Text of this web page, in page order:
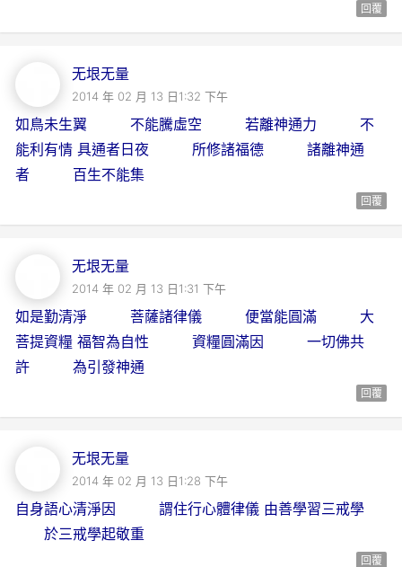
回覆
无垠无量
2014 年 02 月 13 日1:32 下午
如鳥未生翼 不能騰虛空 若離神通力 不
能利有情 具通者日夜 所修諸福德 諸離神通
者 百生不能集
回覆
无垠无量
2014 年 02 月 13 日1:31 下午
如是勤清淨 菩薩諸律儀 便當能圓滿 大
菩提資糧 福智為自性 資糧圓滿因 一切佛共
許 為引發神通
回覆
无垠无量
2014 年 02 月 13 日1:28 下午
自身語心清淨因 謂住行心體律儀 由善學習三戒學
於三戒學起敬重
回覆